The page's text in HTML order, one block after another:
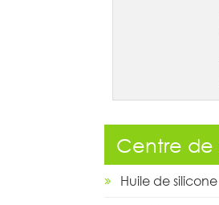
Centre de
Huile de silicone